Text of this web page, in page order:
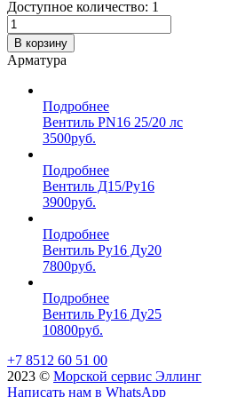
Доступное количество: 1
В корзину
Арматура
Подробнее
Вентиль PN16 25/20 лс
3500руб.
Подробнее
Вентиль Д15/Ру16
3900руб.
Подробнее
Вентиль Ру16 Ду20
7800руб.
Подробнее
Вентиль Ру16 Ду25
10800руб.
+7 8512 60 51 00
2023 ©️ Морской сервис Эллинг
Написать нам в WhatsApp